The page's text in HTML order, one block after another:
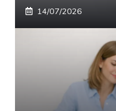
14/07/2026